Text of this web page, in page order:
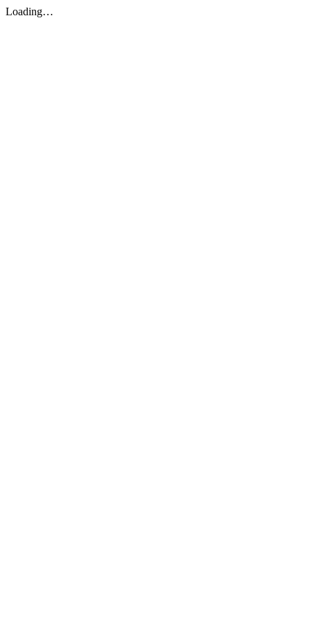
Loading…